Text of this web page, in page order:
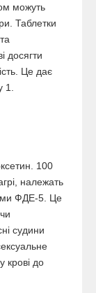
можуть
Таблетки
досягти
Це дає
100
належать
ФДЕ-5. Це
судини
крові до